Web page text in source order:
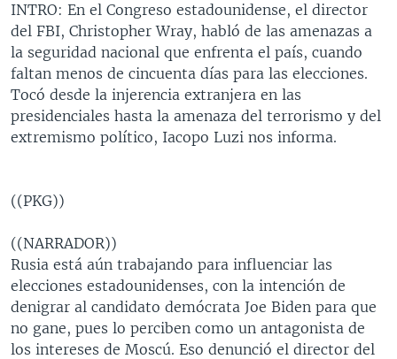
BRASIL
ENTRETENIMIENTO Y CULTURA
TECNOLOGÍA
DEPORTES
CIENCIA Y SALUD
VIDEOS
FOTOGRAFÍA
AUDIOS
PROGRAMAS TV
EL MUNDO AL DÍA
FORO INTERAMERICANO
VISIÓN 360
RADIO
AVANCE INFORMATIVO
AUDIONOTICIAS
FORO [RADIO]
DEPORTIVO INTERNACIONAL
NOTA ECONÓMICA
ENTRETENIMIENTO
DIRECT
DOCUMENTALES DE LA VOA
Idiomas
INTRO: En el Congreso estadounidense, el director
del FBI, Christopher Wray, habló de las amenazas a
la seguridad nacional que enfrenta el país, cuando
faltan menos de cincuenta días para las elecciones.
Tocó desde la injerencia extranjera en las
presidenciales hasta la amenaza del terrorismo y del
extremismo político, Iacopo Luzi nos informa.
((PKG))
((NARRADOR))
Rusia está aún trabajando para influenciar las
elecciones estadounidenses, con la intención de
denigrar al candidato demócrata Joe Biden para que
no gane, pues lo perciben como un antagonista de
los intereses de Moscú. Eso denunció el director del